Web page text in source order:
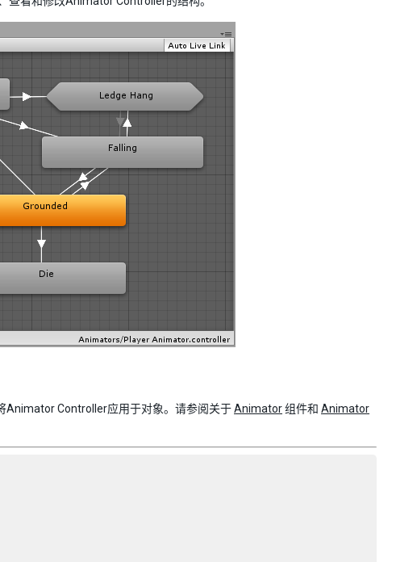
Controller应用于对象。请参阅关于Animator组件和 Animator